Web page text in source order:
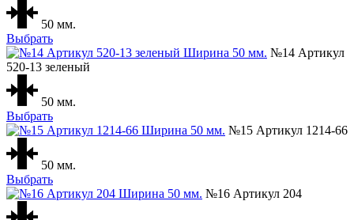
50 мм.
Выбрать
№14 Артикул
520-13 зеленый
50 мм.
Выбрать
№15 Артикул 1214-66
50 мм.
Выбрать
№16 Артикул 204